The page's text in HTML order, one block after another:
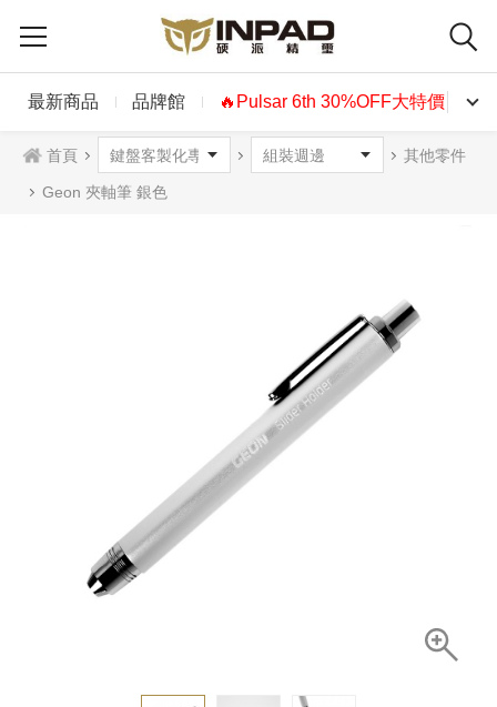
最新商品 品牌館 🔥Pulsar 6th 30%OFF大特價🔥
首頁 其他零件
Geon 夾軸筆 銀色